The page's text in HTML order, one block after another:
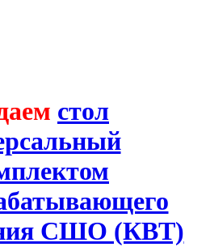
стол
СШО (КВТ)